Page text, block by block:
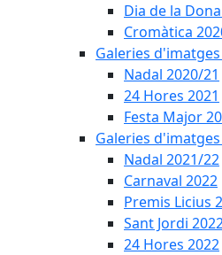
Dia de la
Cromàtica
Galeries d'imatges
Nadal 2020/21
24 Hores 2021
Festa Major
Galeries
Nadal 2021/22
Carnaval 2022
Premis Licius
Sant Jordi
24 Hores 2022